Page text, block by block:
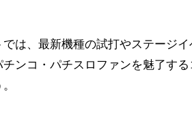
は、最新機種の試打やステージ
チンコ・パチスロファンを魅了す